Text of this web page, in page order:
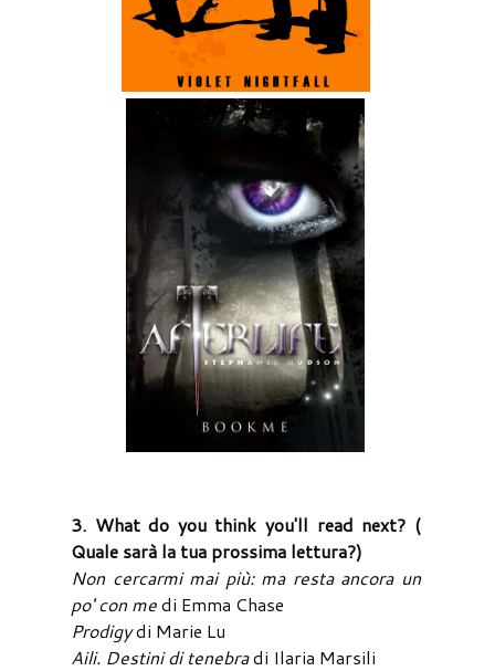
3. What do you think you'll read next? (
Quale sarà la tua prossima lettura?)
Non cercarmi mai più: ma resta ancora un
po' con medi Emma Chase
Prodigydi Marie Lu
Aili. Destini di tenebradi Ilaria Marsili